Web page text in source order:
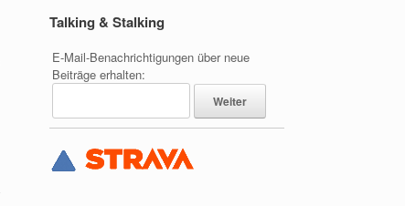
Talking & Stalking
E-Mail-Benachrichtigungen über neue
Beiträge erhalten: